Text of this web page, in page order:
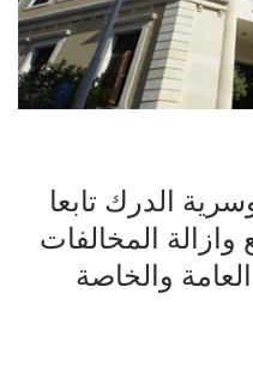
الدرك تابعا
المخالفات
والخاصة